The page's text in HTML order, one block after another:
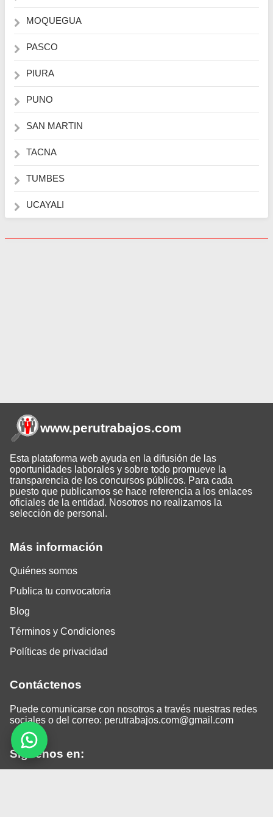
MOQUEGUA
PASCO
PIURA
PUNO
SAN MARTIN
TACNA
TUMBES
UCAYALI
Más información
Quiénes somos
Publica tu convocatoria
Blog
Términos y Condiciones
Políticas de privacidad
Contáctenos
Puede comunicarse con nosotros a través nuestras redes
sociales o del correo: perutrabajos.com@gmail.com
Siguenos en:
www.perutrabajos.com
Esta plataforma web ayuda en la difusión de las
oportunidades laborales y sobre todo promueve la
transparencia de los concursos públicos. Para cada
puesto que publicamos se hace referencia a los enlaces
oficiales de la entidad. Nosotros no realizamos la
selección de personal.